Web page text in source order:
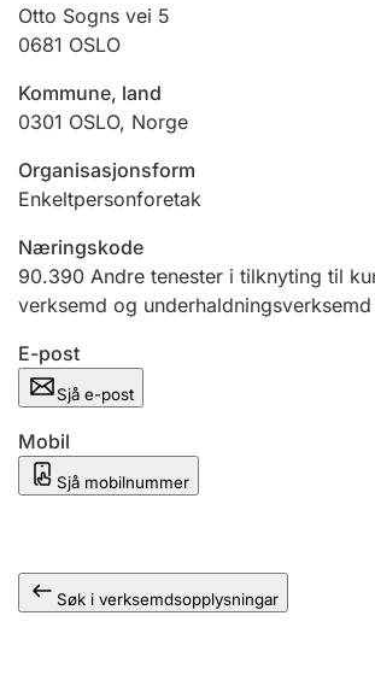
Andre tema
Otto Sogns vei 5
0681 OSLO
Kommune, land
0301 OSLO, Norge
Organisasjonsform
Enkeltpersonforetak
Næringskode
90.390 Andre tenester i tilknyting til
verksemd og underhaldningsverksemd
E-post
Sjå e-post
Mobil
Sjå mobilnummer
Søk i verksemdsopplysningar